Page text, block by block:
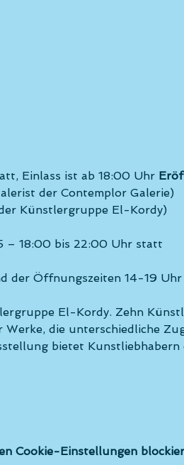
Einlass ist ab 18:00 Uhr
der Contemplor Galerie)
Künstlergruppe El-Kordy)
– 18:00 bis 22:00 Uhr statt
der Öffnungszeiten 14-19 Uhr
El-Kordy. Zehn
die unterschiedliche
bietet Kunstliebhabern
Cookie-Einstellungen